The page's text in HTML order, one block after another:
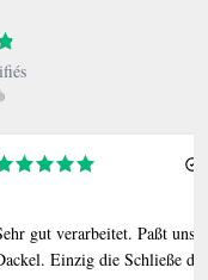
gut verarbeitet. Paßt
Einzig die Schließe des